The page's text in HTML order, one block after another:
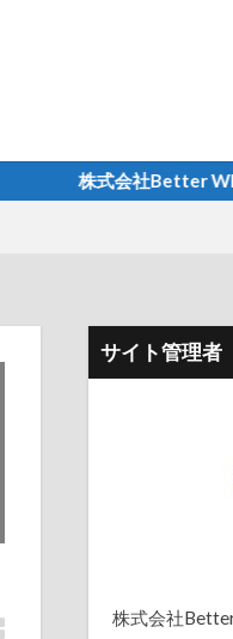
株式会社Better WEBのホー
サイト管理者
株式会社